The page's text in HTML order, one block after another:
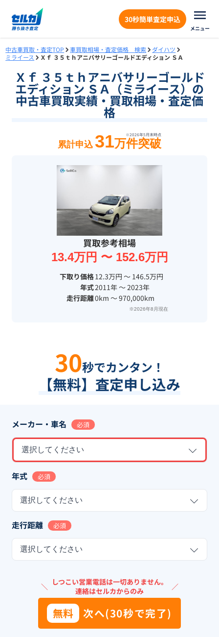
30秒簡単査定申込
メニュー
中古車買取・査定TOP 車買取相場・査定価格 検索
ダイハツ
ミライース
Ｘｆ ３５ｔｈアニバサリーゴールドエディション ＳＡ
Ｘｆ ３５ｔｈアニバサリーゴールド
エディション ＳＡ（ミライース）の
中古車買取実績・買取相場・査定価
格
※2026年5月末時点
累計申込 31万件突破
買取参考相場
13.4万円 〜 152.6万円
下取り価格12.3万円 〜 146.5万円
年式2011年 〜 2023年
走行距離0km 〜 970,000km
※2026年8月現在
30秒でカンタン！
【無料】査定申し込み
メーカー・車名 必須
選択してください
年式 必須
選択してください
走行距離 必須
選択してください
＼ しつこい営業電話は一切ありません。
連絡はセルカからのみ
／
無料 次へ(30秒で完了)